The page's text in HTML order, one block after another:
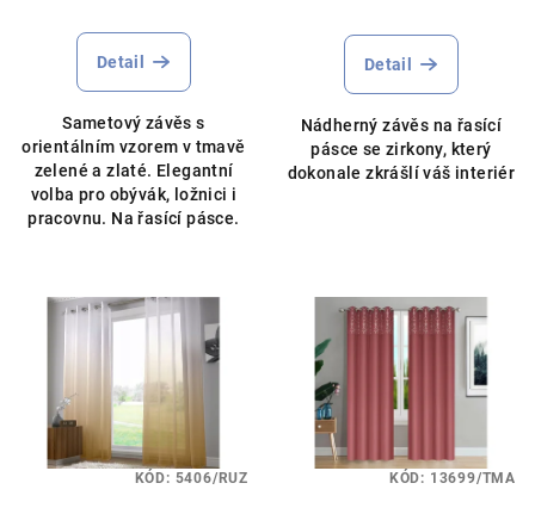
Detail
Sametový závěs s
orientálním vzorem v tmavě
zelené a zlaté. Elegantní
volba pro obývák, ložnici i
pracovnu. Na řasící pásce.
Detail
Nádherný závěs na řasící
pásce se zirkony, který
dokonale zkrášlí váš interiér
KÓD: 5406/RUZ KÓD: 13699/TMA